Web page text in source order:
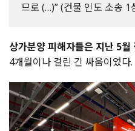
므로 (…)” (건물 인도 소송
상가분양 피해자들은 지난 5월
4개월이나 걸린 긴 싸움이었다.